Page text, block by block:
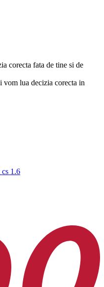
corecta fata de tine si de
vom lua decizia corecta in
cs 1.6